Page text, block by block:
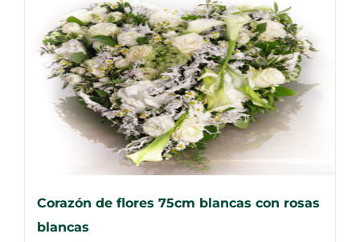
Corazón de flores 75cm blancas con rosas
blancas